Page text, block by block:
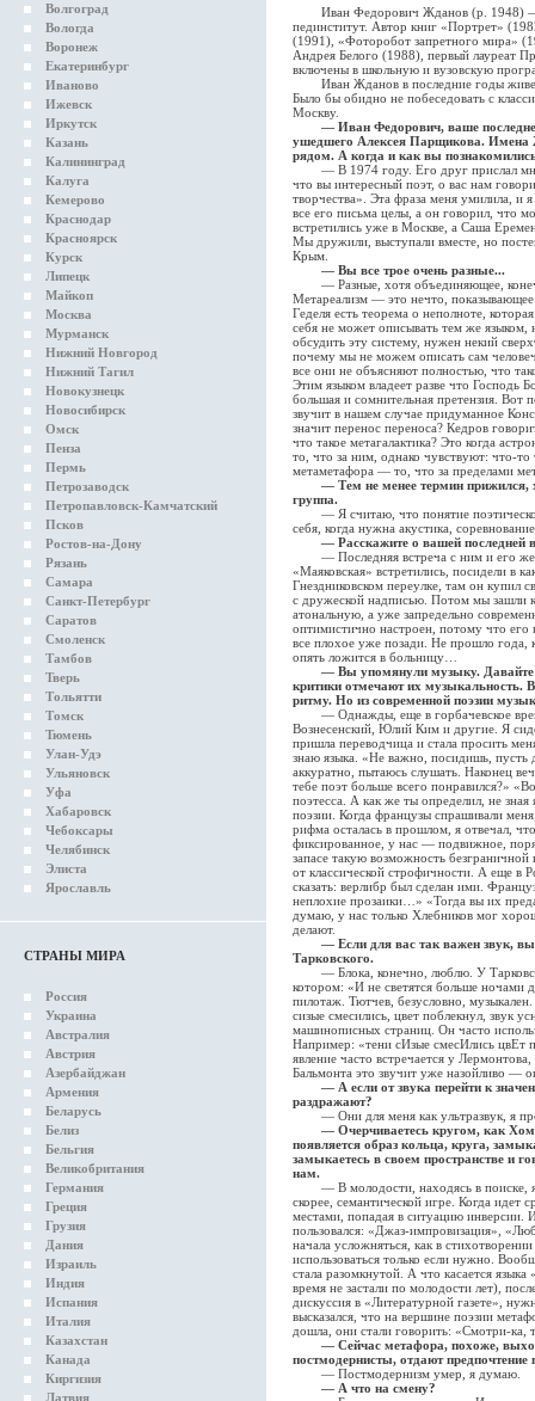
Волгоград
Вологда
Воронеж
Екатеринбург
Иваново
Ижевск
Иркутск
Казань
Калининград
Калуга
Кемерово
Краснодар
Красноярск
Курск
Липецк
Майкоп
Москва
Мурманск
Нижний Новгород
Нижний Тагил
Новокузнецк
Новосибирск
Омск
Пенза
Пермь
Петрозаводск
Петропавловск-Камчатский
Псков
Ростов-на-Дону
Рязань
Самара
Санкт-Петербург
Саратов
Смоленск
Тамбов
Тверь
Тольятти
Томск
Тюмень
Улан-Удэ
Ульяновск
Уфа
Хабаровск
Чебоксары
Челябинск
Элиста
Ярославль
СТРАНЫ МИРА
Россия
Украина
Австралия
Австрия
Азербайджан
Армения
Беларусь
Белиз
Бельгия
Великобритания
Германия
Греция
Грузия
Дания
Израиль
Индия
Испания
Италия
Казахстан
Канада
Киргизия
Латвия
Иван Федорович Жданов (р. 1948) —
пединститут. Автор книг «Портрет»
(1991), «Фоторобот запретного мира»
Андрея Белого (1988), первый лауреат
включены в школьную и вузовскую
Иван Жданов в последние годы живет
Было бы обидно не побеседовать с
Москву.
— Иван Федорович, ваше
ушедшего Алексея Парщикова. Имена
рядом. А когда и как вы
— В 1974 году. Его друг прислал мне
что вы интересный поэт, о вас нам
творчества». Эта фраза меня умилила, и
все его письма целы, а он говорил, что
встретились уже в Москве, а Саша
Мы дружили, выступали вместе, но
Крым.
— Вы все трое очень разные...
— Разные, хотя объединяющее,
Метареализм — это нечто, показывающее
Гeделя есть теорема о неполноте,
себя не может описывать тем же
обсудить эту систему, нужен некий
почему мы не можем описать сам
все они не объясняют полностью, что
Этим языком владеет разве что Господь
большая и сомнительная претензия. Вот
звучит в нашем случае придуманное
значит перенос переноса? Кедров
что такое метагалактика? Это когда
то, что за ним, однако чувствуют: что-то
метаметафора — то, что за пределами
— Тем не менее термин прижился,
группа.
— Я считаю, что понятие
себя, когда нужна акустика,
— Расскажите о вашей последней
— Последняя встреча с ним и его
«Маяковская» встретились, посидели в
Гнездниковском переулке, там он купил
с дружеской надписью. Потом мы зашли
атональную, а уже запредельно
оптимистично настроен, потому что
все плохое уже позади. Не прошло года,
опять ложится в больницу…
— Вы упомянули музыку. Давайте
критики отмечают их музыкальность.
ритму. Но из современной поэзии
— Однажды, еще в горбачевское
Вознесенский, Юлий Ким и другие. Я
пришла переводчица и стала просить
знаю языка. «Не важно, посидишь,
аккуратно, пытаюсь слушать. Наконец
тебе поэт больше всего понравился?»
поэтесса. А как же ты определил, не
поэзии. Когда французы спрашивали
рифма осталась в прошлом, я отвечал,
фиксированное, у нас — подвижное,
запасе такую возможность
от классической строфичности. А еще в
сказать: верлибр был сделан ими.
неплохие прозаики…» «Тогда вы их
думаю, у нас только Хлебников мог
делают.
— Если для вас так важен звук,
Тарковского.
— Блока, конечно, люблю. У
котором: «И не светятся больше ночами
пилотаж. Тютчев, безусловно,
сизые смесились, цвет поблекнул, звук
машинописных страниц. Он часто
Например: «тени сИзые смесИлись цвЕт
явление часто встречается у
Бальмонта это звучит уже назойливо —
— А если от звука перейти к
раздражают?
— Они для меня как ультразвук, я
— Очерчиваетесь кругом, как
появляется образ кольца, круга,
замыкаетесь в своем пространстве и
нам.
— В молодости, находясь в поиске, я
скорее, семантической игре. Когда идет
местами, попадая в ситуацию инверсии.
пользовался: «Джаз-импровизация»,
начала усложняться, как в
использоваться только если нужно.
стала разомкнутой. А что касается
время не застали по молодости лет),
дискуссия в «Литературной газете»,
высказался, что на вершине поэзии
дошла, они стали говорить: «Смотри-ка,
— Сейчас метафора, похоже,
постмодернисты, отдают
— Постмодернизм умер, я думаю.
— А что на смену?